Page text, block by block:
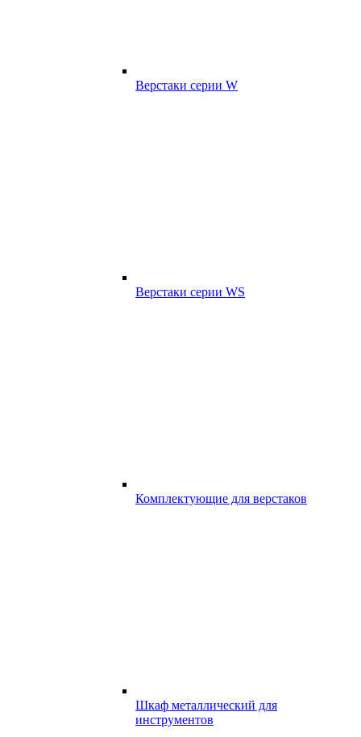
Верстаки серии W
Верстаки серии WS
Комплектующие для верстаков
Шкаф металлический для
инструментов